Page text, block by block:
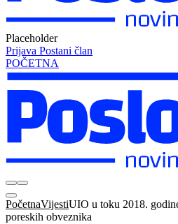
Placeholder
Prijava Postani član
POČETNA
PočetnaVijestiUIO u toku 2018.
poreskih obveznika